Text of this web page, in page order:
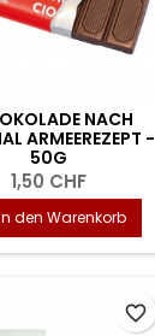
NACH
ARMEEREZEPT -
50G
1,50 CHF
den Warenkorb
favorite_border